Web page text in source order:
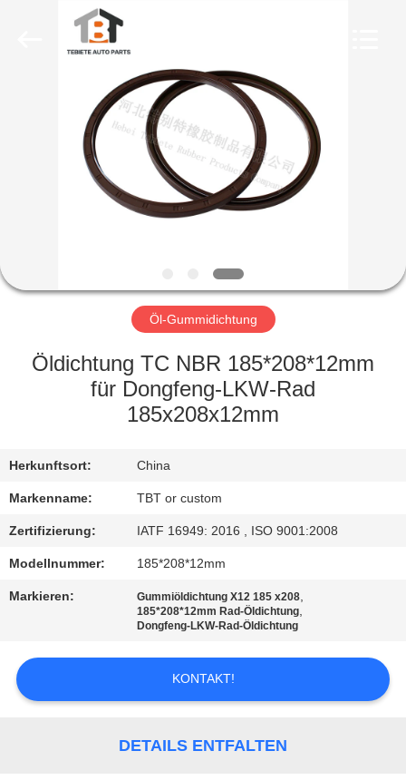
PRODUKTE
FABRIK-
QUALITÄTSKONTROLLE
SIE
MIT
UNS
IN
VERBINDUNG
FÄLLE
Öl-Gummidichtung
Öldichtung TC NBR 185*208*12mm
für Dongfeng-LKW-Rad
185x208x12mm
Herkunftsort: China
Markenname: TBT or custom
Zertifizierung: IATF 16949: 2016 , ISO 9001:2008
Modellnummer: 185*208*12mm
Markieren: Gummiöldichtung X12 185 x208,
185*208*12mm Rad-Öldichtung,
Dongfeng-LKW-Rad-Öldichtung
KONTAKT!
DETAILS ENTFALTEN